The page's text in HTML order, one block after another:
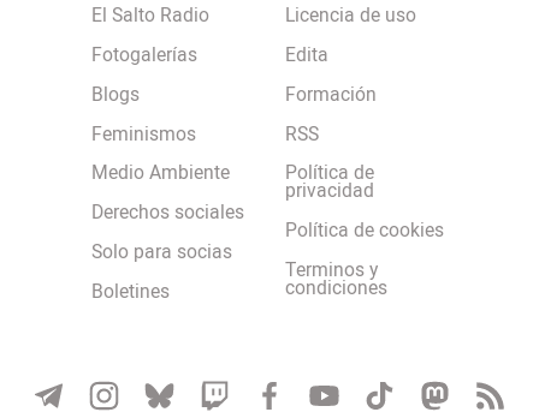
El Salto Radio
Fotogalerías
Blogs
Feminismos
Medio Ambiente
Derechos sociales
Solo para socias
Boletines
Licencia de uso
Edita
Formación
RSS
Política de
privacidad
Política de cookies
Terminos y
condiciones